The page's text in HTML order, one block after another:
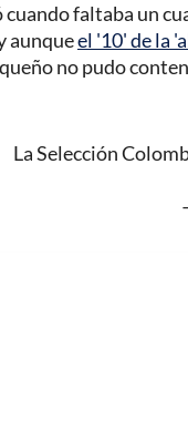
faltaba un
aunqueel '10' de la
no pudo
La Selección